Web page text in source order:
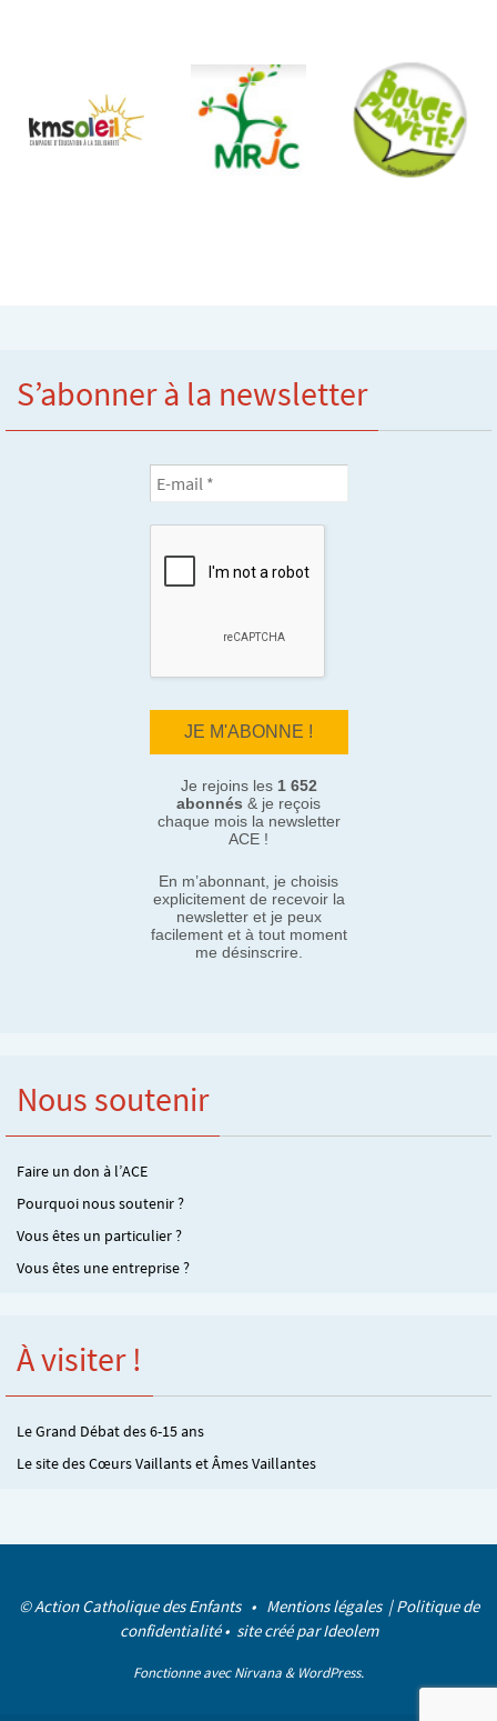
S’abonner à la newsletter
Je rejoins les 1 652
abonnés & je reçois
chaque mois la newsletter
ACE !
En m’abonnant, je choisis
explicitement de recevoir la
newsletter et je peux
facilement et à tout moment
me désinscrire.
Nous soutenir
Faire un don à l’ACE
Pourquoi nous soutenir ?
Vous êtes un particulier ?
Vous êtes une entreprise ?
À visiter !
Le Grand Débat des 6-15 ans
Le site des Cœurs Vaillants et Âmes Vaillantes
© Action Catholique des Enfants • Mentions légales |Politique de
confidentialité• site créé parIdeolem
Fonctionne avecNirvana & WordPress.